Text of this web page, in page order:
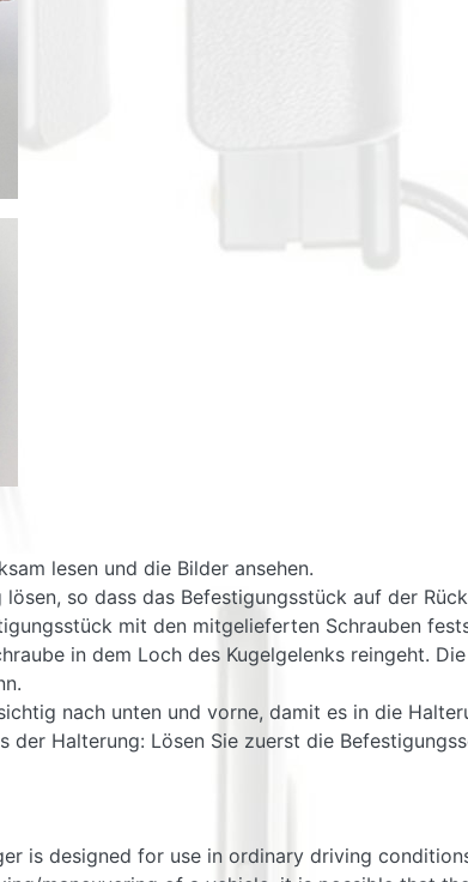
lesen und die Bilder ansehen.
so dass das Befestigungsstück auf der
mit den mitgelieferten Schrauben
in dem Loch des Kugelgelenks reingeht.
nach unten und vorne, damit es in die
der Halterung: Lösen Sie zuerst die
is designed for use in ordinary driving